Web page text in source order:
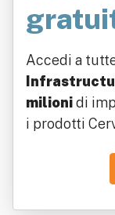
Accedi a
milionidi
i prodotti